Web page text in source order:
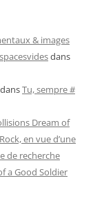
& images
dans
dansTu, sempre #
Dream of
en vue d’une
de recherche
a Good Soldier